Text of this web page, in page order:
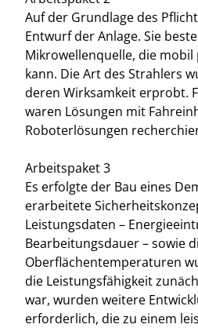
Auf der Grundlage des
Entwurf der Anlage. Sie
Mikrowellenquelle, die
kann. Die Art des Strahlers
deren Wirksamkeit erprobt.
waren Lösungen mit
Roboterlösungen
Arbeitspaket 3
Es erfolgte der Bau eines
erarbeitete
Leistungsdaten –
Bearbeitungsdauer – sowie
Oberflächentemperaturen
die Leistungsfähigkeit
war, wurden weitere
erforderlich, die zu einem